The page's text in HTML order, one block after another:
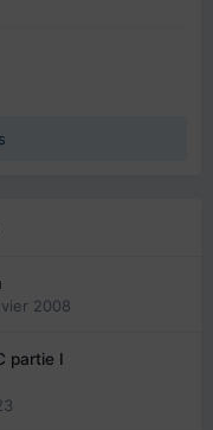
2008
partie I